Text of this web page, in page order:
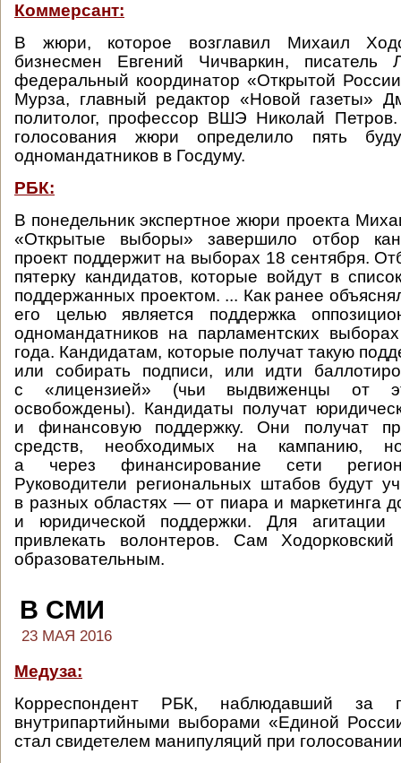
Коммерсант:
В жюри, которое возглавил Михаил
бизнесмен Евгений Чичваркин, писатель
федеральный координатор «Открытой
Мурза, главный редактор «Новой газеты»
политолог, профессор ВШЭ Николай
голосования жюри определило пять
одномандатников в Госдуму.
РБК:
В понедельник экспертное жюри проекта
«Открытые выборы» завершило отбор
проект поддержит на выборах 18 сентября.
пятерку кандидатов, которые войдут в
поддержанных проектом. ... Как ранее
его целью является поддержка
одномандатников на парламентских
года. Кандидатам, которые получат такую
или собирать подписи, или идти
с «лицензией» (чьи выдвиженцы от
освобождены). Кандидаты получат
и финансовую поддержку. Они получат
средств, необходимых на кампанию,
а через финансирование сети
Руководители региональных штабов будут
в разных областях — от пиара и маркетинга
и юридической поддержки. Для агитации
привлекать волонтеров. Сам
образовательным.
В СМИ
23 МАЯ 2016
Медуза:
Корреспондент РБК, наблюдавший за
внутрипартийными выборами «Единой
стал свидетелем манипуляций при